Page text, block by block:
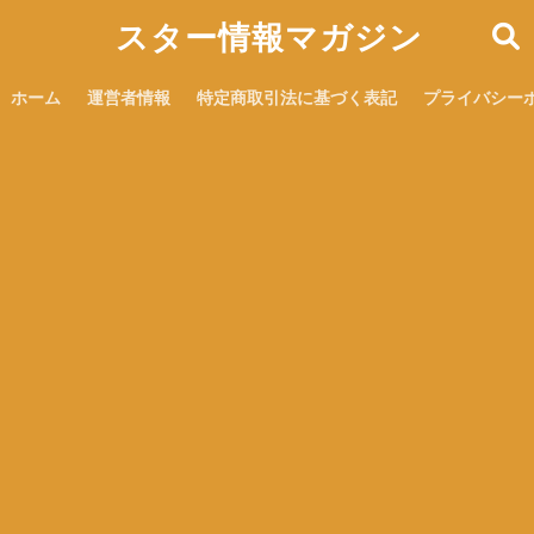
スター情報マガジン
ホーム 運営者情報 特定商取引法に基づく表記 プライバシー